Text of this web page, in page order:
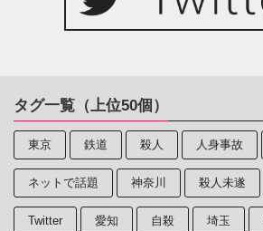
タグ一覧（上位50個）
東京 鉄道 殺人 人身事故
ネットで話題 神奈川 殺人未遂
Twitter 愛知 自殺 埼玉